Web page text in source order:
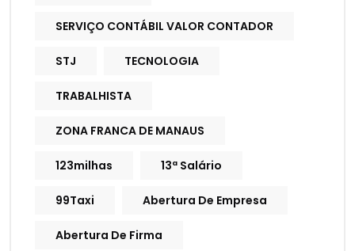
SERVIÇO CONTÁBIL VALOR CONTADOR
STJ TECNOLOGIA
TRABALHISTA
ZONA FRANCA DE MANAUS
123milhas 13ª Salário
99Taxi Abertura De Empresa
Abertura De Firma